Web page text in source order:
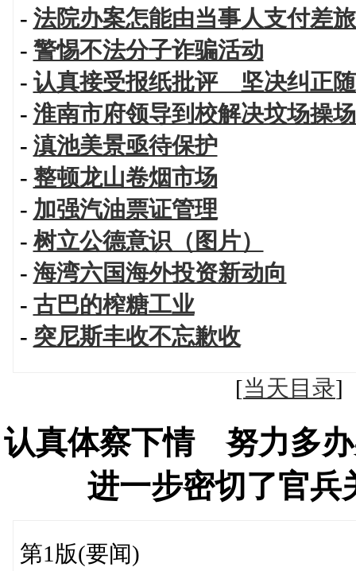
- 法院办案怎能由当事人支付差
- 警惕不法分子诈骗活动
- 认真接受报纸批评 坚决纠正
- 淮南市府领导到校解决坟场操
- 滇池美景亟待保护
- 整顿龙山卷烟市场
- 加强汽油票证管理
- 树立公德意识（图片）
- 海湾六国海外投资新动向
- 古巴的榨糖工业
- 突尼斯丰收不忘歉收
[当天目录
认真体察下情 努力多办
进一步密切了官兵
第1版(要闻)